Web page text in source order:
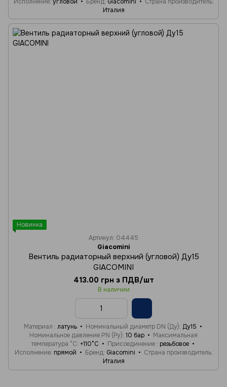
Исполнение угловой Бренд Giacomini
Страна производитель
Италия
Новинка
Артикул: 04445
Giacomini
Вентиль радиаторный верхний (угловой) Ду15
GIACOMINI
413.00 грн з ПДВ/шт
В наличии
Материал латунь Номинальный диаметр DN (Ду) Ду15
Номинальное давление PN (Ру) 10 бар
Максимальная
температура °C +110°C Присоединение
резьбовое
Исполнение прямой Бренд Giacomini
Страна производитель
Италия